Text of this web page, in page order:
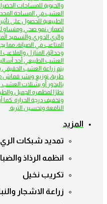
والحيوية للمساحات
العشب في المساحة
الطبيعية للحصول على
لضمان نمو صحي ومتساوٍ
والري الدوري والتسميد
المتاعب في الصيانة، مما
وحدائق المنازل
العشب الطبيعي أحد
يتم زراعة العشب
طريق توزيع ونشر قماش
بالبذور أو بشتلات
نظرًا لمظهره الجميل
وتخفيف درجة الحرارة. كما
النافعة وتحسين التربة.
المزيد
تمديد شبكات الري
انظمه الرذاذ
تكريب نخيل
زراعة الاشجار